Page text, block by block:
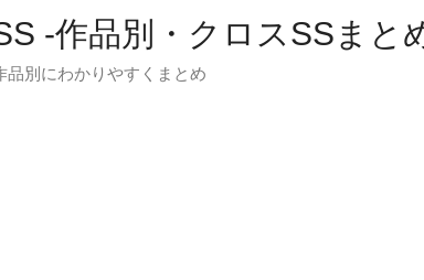
-作品別・クロスSSまと
品別にわかりやすくまとめ